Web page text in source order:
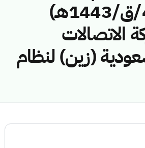
(4374407/ق/1443هـ)
الاتصالات
(زين) لنظام